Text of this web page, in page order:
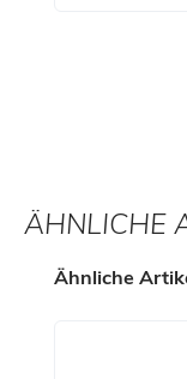
ÄHNLICHE
Produktgalerie
Ähnliche